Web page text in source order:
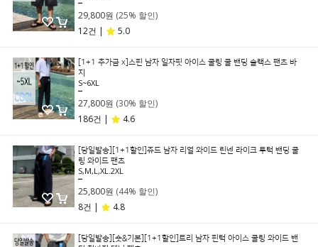
29,800원 (25% 할인)
12건 |
5.0
[1+1 추가금 x]스핀 남자 일자핏 아이스 쿨링 쿨 밴딩 슬랙스 팬츠 바
지
S~6XL
27,800원 (30% 할인)
186건 |
4.6
[당일발송][1+1할인]쥬드 남자 리얼 와이드 린넨 라이크 투턱 밴딩 쿨
링 와이드 팬츠
S,M,L,XL.2XL
25,800원 (44% 할인)
8건 |
4.8
[당일발송][숏&기본][1+1할인]트리 남자 핀턱 아이스 쿨링 와이드 밴